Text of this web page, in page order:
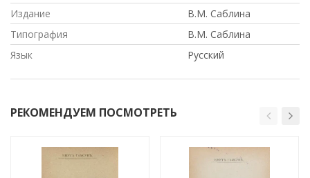
Издание
В.М. Саблина
Типография
В.М. Саблина
Язык
Русский
РЕКОМЕНДУЕМ ПОСМОТРЕТЬ